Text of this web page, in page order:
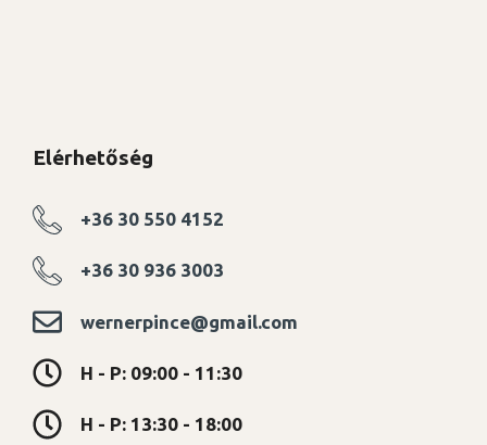
Elérhetőség
+36 30 550 4152
+36 30 936 3003
wernerpince@gmail.com
H - P: 09:00 - 11:30
H - P: 13:30 - 18:00